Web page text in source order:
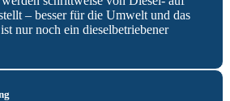
– besser für die Umwelt und das
nur noch ein dieselbetriebener